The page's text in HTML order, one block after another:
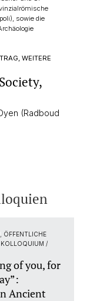
sowie die
WEITERE
(Radboud
ÖFFENTLICHE
KOLLOQUIUM /
of you, for
Ancient